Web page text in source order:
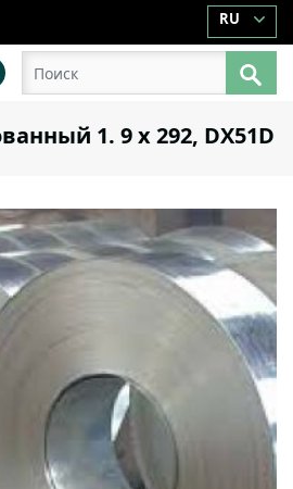
RU
1. 9 х 292, DX51D